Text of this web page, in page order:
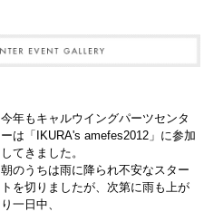
今年もキャルウイングパーツセンタ
ーは「IKURA's amefes2012」に参加
してきました。
朝のうちは雨に降られ不安なスター
トを切りましたが、次第に雨も上が
り一日中、